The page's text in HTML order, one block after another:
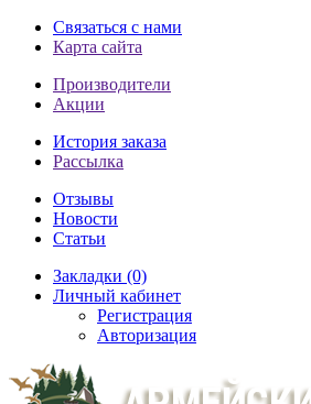
Связаться с нами
Карта сайта
Производители
Акции
История заказа
Рассылка
Отзывы
Новости
Статьи
Закладки (0)
Личный кабинет
Регистрация
Авторизация